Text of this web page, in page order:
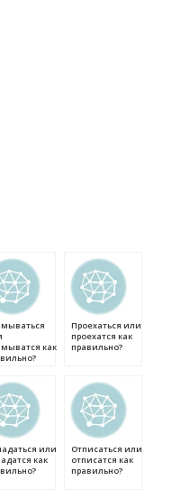
как
Проехаться или
проехатся как
правильно?
или
как
Отписаться или
отписатся как
правильно?